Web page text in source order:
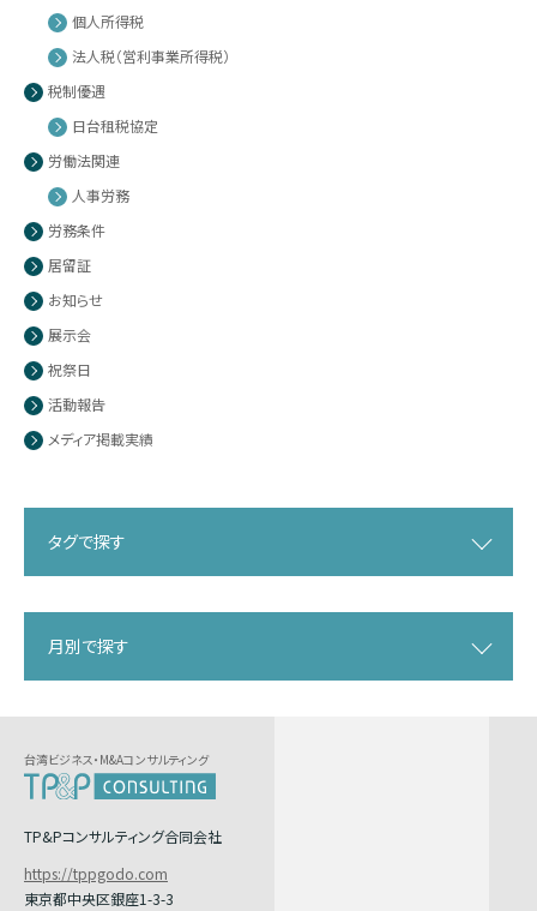
個人所得税
法人税（営利事業所得税）
税制優遇
日台租税協定
労働法関連
人事労務
労務条件
居留証
お知らせ
展示会
祝祭日
活動報告
メディア掲載実績
タグで探す
月別で探す
台湾ビジネス・M&Aコンサルティング
TP&Pコンサルティング合同会社
https://tppgodo.com
東京都中央区銀座1-3-3